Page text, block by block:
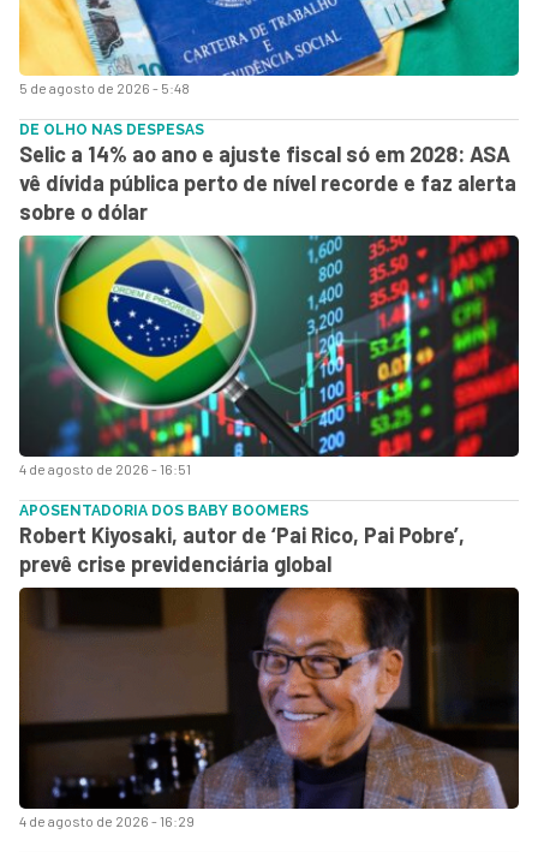
5 de agosto de 2026 - 5:48
4 de agosto de 2026 - 16:51
DE OLHO NAS DESPESAS
Selic a 14% ao ano e ajuste fiscal só em 2028: ASA
vê dívida pública perto de nível recorde e faz alerta
sobre o dólar
4 de agosto de 2026 - 16:29
APOSENTADORIA DOS BABY BOOMERS
Robert Kiyosaki, autor de ‘Pai Rico, Pai Pobre’,
prevê crise previdenciária global